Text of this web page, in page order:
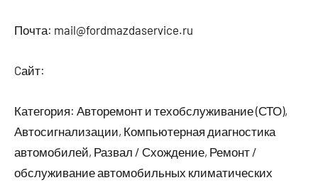
Почта: mail@fordmazdaservice.ru
Cайт:
Категория: Авторемонт и техобслуживание (СТО),
Автосигнализации, Компьютерная диагностика
автомобилей, Развал / Схождение, Ремонт /
обслуживание автомобильных климатических